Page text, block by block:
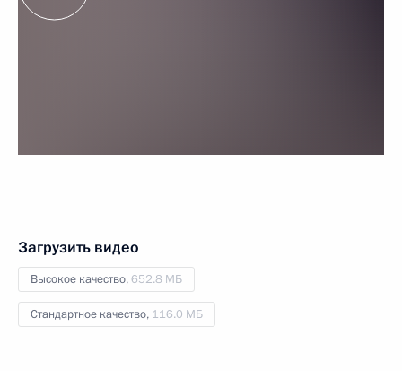
Загрузить видео
Высокое качество,652.8 МБ
Стандартное качество, 116.0 МБ